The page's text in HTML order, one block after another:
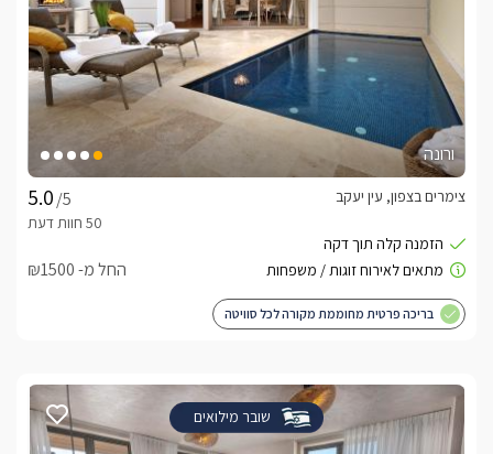
ורונה
/5
צימרים בצפון, עין יעקב
החל מ- ₪1500
בריכה פרטית מחוממת מקורה לכל סוויטה
שובר מילואים